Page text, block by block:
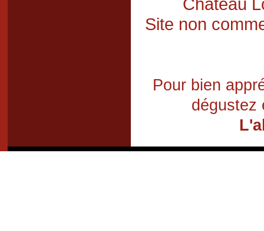
Site non
Pour bien
dégustez